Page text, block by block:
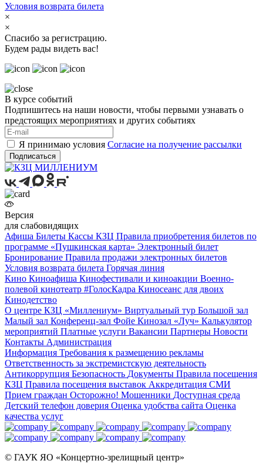
Условия возврата билета
×
×
Спасибо за регистрацию.
Будем рады видеть вас!
В курсе событий
Подпишитесь на наши новости, чтобы первыми узнавать о
предстоящих мероприятиях и других событиях
Я принимаю условия Согласие на получение рассылки
Подписаться
Версия
для слабовидящих
Афиша Билеты Кассы КЗЦ Правила приобретения билетов по
программе «Пушкинская карта» Электронный билет
Бронирование Правила продажи электронных билетов
Условия возврата билета Горячая линия
Кино Киноафиша Кинофестивали и киноакции Военно-
полевой кинотеатр #ГолосКадра Киносеанс для двоих
Кинодетство
О центре КЗЦ «Миллениум» Виртуальный тур Большой зал
Малый зал Конференц-зал Фойе Кинозал «Луч» Калькулятор
мероприятий Платные услуги Вакансии Партнеры Новости
Контакты Администрация
Информация Требования к размещению рекламы
Ответственность за экстремистскую деятельность
Антикоррупция Безопасность Документы Правила посещения
КЗЦ Правила посещения выставок Аккредитация СМИ
Прием граждан Осторожно! Мошенники Доступная среда
Детский телефон доверия Оценка удобства сайта Оценка
качества услуг
© ГАУК ЯО «Концертно-зрелищный центр»